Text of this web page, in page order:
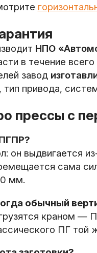
НПО
в течение
завод
привода,
прессы с
выдвигается
сама
мм.
обычный
краном
ПГ той